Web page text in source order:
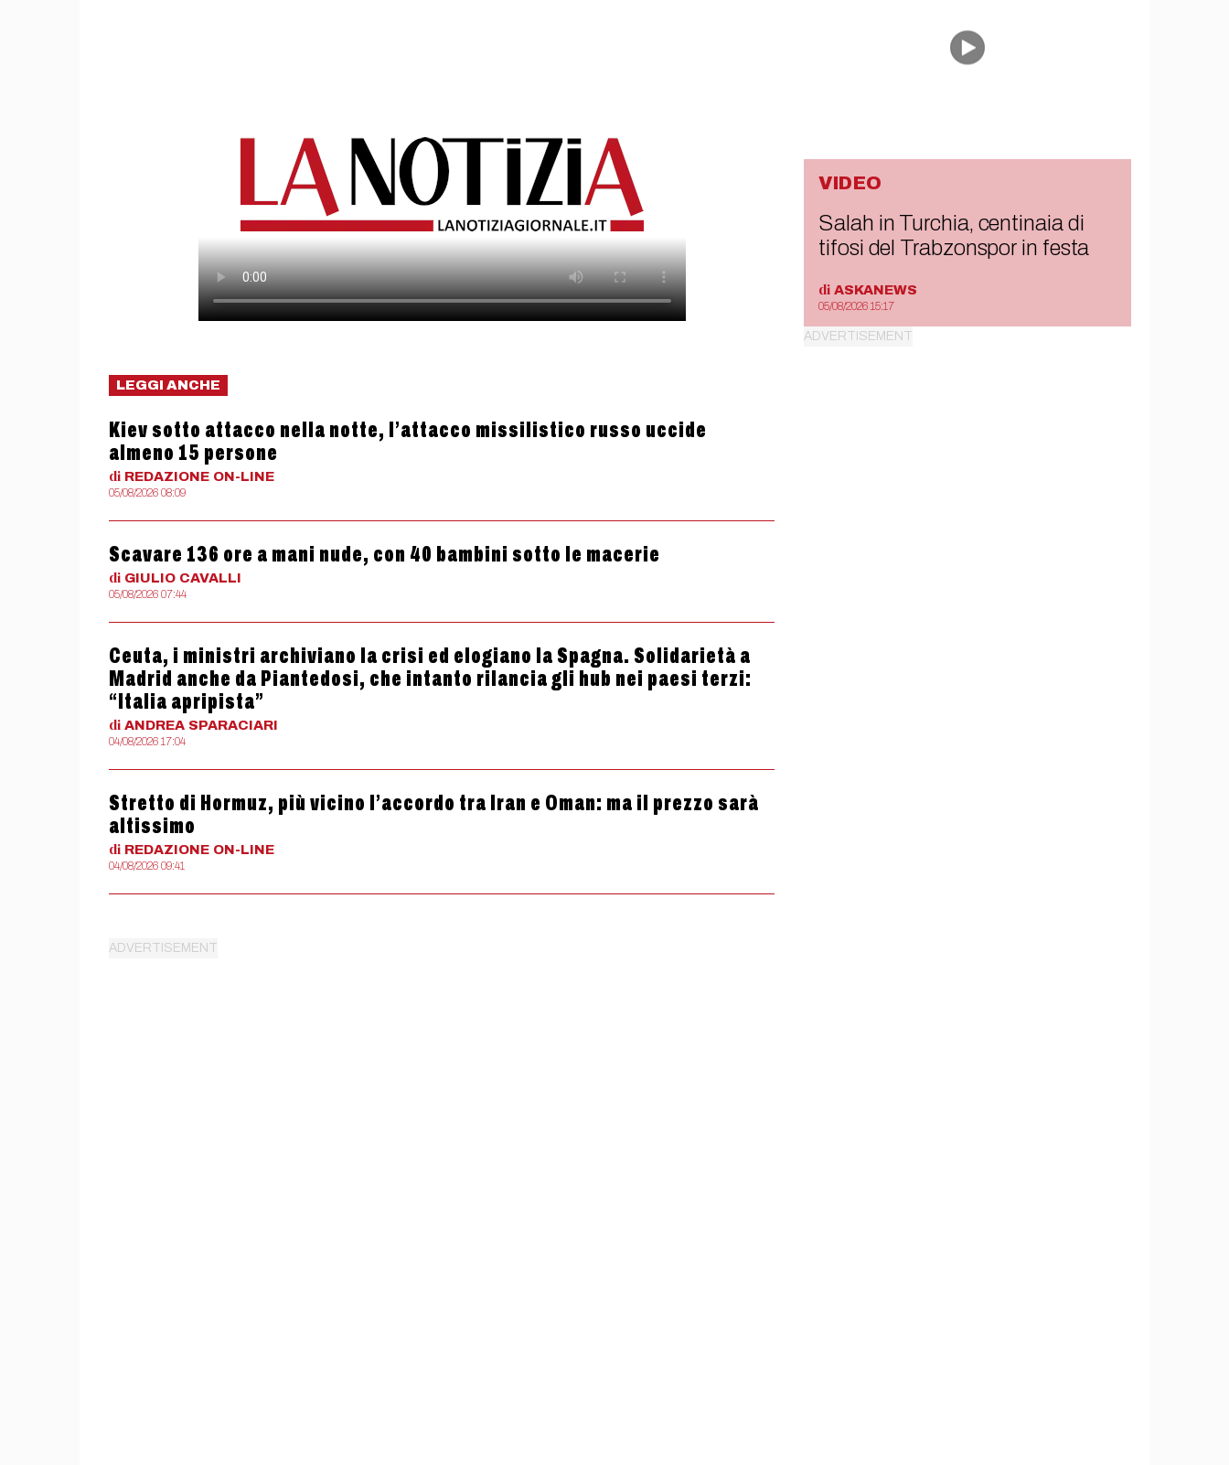
LEGGI ANCHE
Kiev sotto attacco nella notte, l’attacco missilistico russo uccide
almeno 15 persone
di REDAZIONE ON-LINE
05/08/2026 08:09
Scavare 136 ore a mani nude, con 40 bambini sotto le macerie
di GIULIO CAVALLI
05/08/2026 07:44
Ceuta, i ministri archiviano la crisi ed elogiano la Spagna. Solidarietà a
Madrid anche da Piantedosi, che intanto rilancia gli hub nei paesi terzi:
“Italia apripista”
di ANDREA SPARACIARI
04/08/2026 17:04
Stretto di Hormuz, più vicino l’accordo tra Iran e Oman: ma il prezzo sarà
altissimo
di REDAZIONE ON-LINE
04/08/2026 09:41
VIDEO
Salah in Turchia, centinaia di
tifosi del Trabzonspor in festa
di ASKANEWS
05/08/2026 15:17